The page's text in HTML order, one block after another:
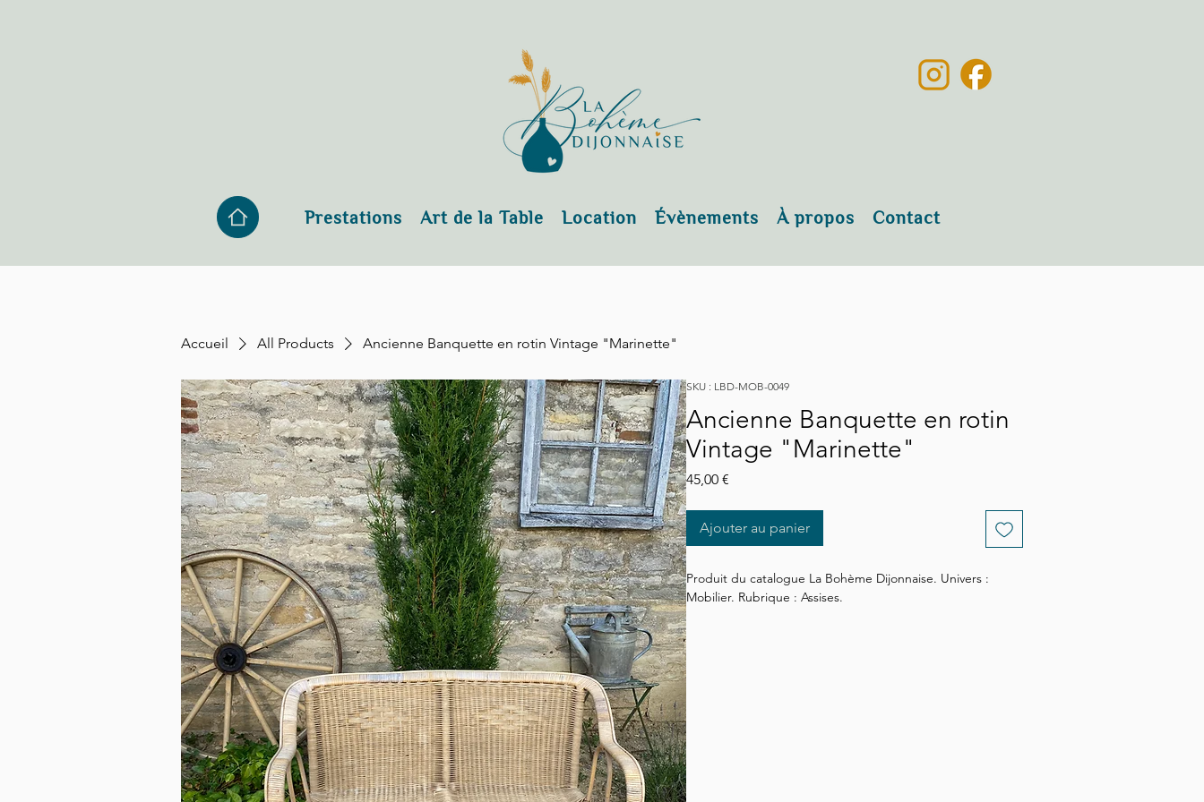
Prestations Art de la Table Location Évènements À propos Contact
Accueil All Products Ancienne Banquette en rotin Vintage "Marinette"
SKU : LBD-MOB-0049
Ancienne Banquette en rotin
Vintage "Marinette"
45,00 €
Ajouter au panier
Produit du catalogue La Bohème Dijonnaise. Univers :
Mobilier. Rubrique : Assises.